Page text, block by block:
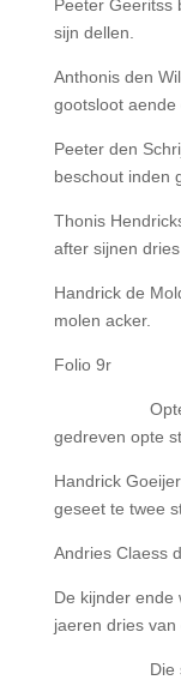
Peeter Geeritss
sijn dellen.
Anthonis den
gootsloot aende
Peeter den
beschout inden
Thonis
after sijnen
Handrick de
molen acker.
Folio 9r
Opten
gedreven opte
Handrick
geseet te twee
Andries Claess
De kijnder ende
jaeren dries van
Die